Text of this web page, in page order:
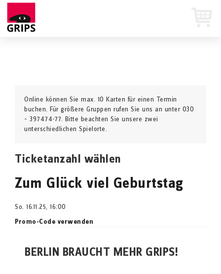
Online können Sie max. 10 Karten für einen Termin
buchen. Für größere Gruppen rufen Sie uns an unter 030
– 397474-77. Bitte beachten Sie unsere zwei
unterschiedlichen Spielorte.
Ticketanzahl wählen
Zum Glück viel Geburtstag
So. 16.11.25, 16:00
Promo-Code verwenden
BERLIN BRAUCHT MEHR GRIPS!